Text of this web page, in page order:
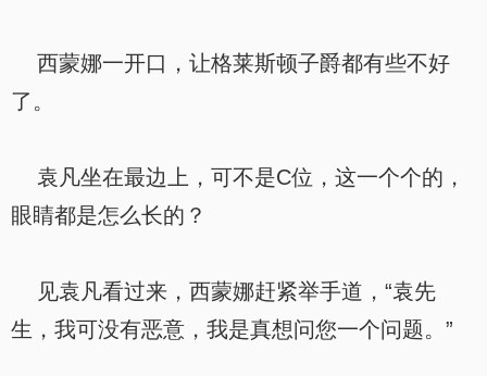
西蒙娜一开口，让格莱斯顿子爵都有些不好
了。
袁凡坐在最边上，可不是C位，这一个个的，
眼睛都是怎么长的？
见袁凡看过来，西蒙娜赶紧举手道，“袁先
生，我可没有恶意，我是真想问您一个问题。”